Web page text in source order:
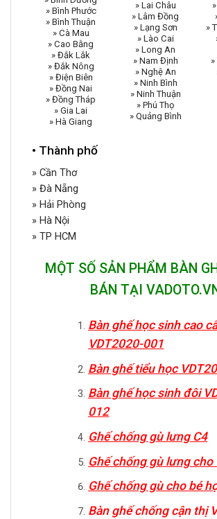
» Bình Phước
» Bình Thuận
» Cà Mau
» Cao Bằng
» Đắk Lắk
» Đắk Nông
» Điện Biên
» Đồng Nai
» Đồng Tháp
» Gia Lai
» Hà Giang
» Lai Châu
» Lâm Đồng
» Lạng Sơn
» Lào Cai
» Long An
» Nam Định
» Nghệ An
» Ninh Bình
» Ninh Thuận
» Phú Thọ
» Quảng Bình
»
• Thành phố
» Cần Thơ
» Đà Nẵng
» Hải Phòng
» Hà Nội
» TP HCM
MỘT SỐ SẢN PHẨM BÀN
BÁN TẠI
Bàn ghế học sinh cao
VDT2020-001
Bàn ghế tiểu học
Bàn ghế học sinh đôi
012
Ghế chống gù lưng C4
Ghế chống gù lưng cho
Ghế chống gù cho bé
Bàn ghế chống cận thị